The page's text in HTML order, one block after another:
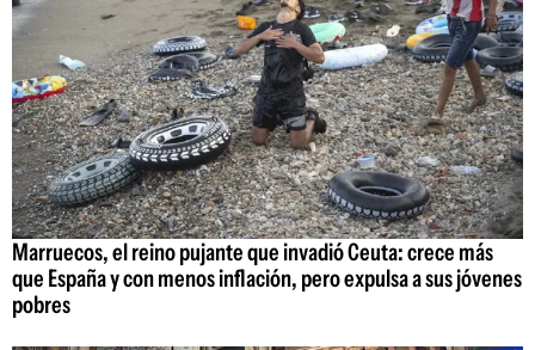
Marruecos, el reino pujante que invadió Ceuta: crece más
que España y con menos inflación, pero expulsa a sus jóvenes
pobres